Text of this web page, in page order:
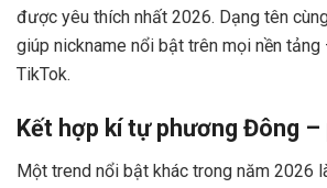
được yêu thích nhất 2026. Dạng tên
giúp nickname nổi bật trên mọi nền
TikTok.
Kết hợp kí tự phương Đông –
Một trend nổi bật khác trong năm 2026